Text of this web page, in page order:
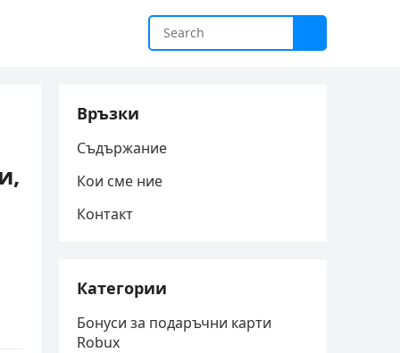
Връзки
Съдържание
Кои сме ние
Контакт
Категории
Бонуси за подаръчни карти
Robux